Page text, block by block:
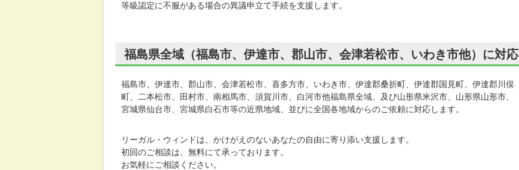
等級認定に不服がある場合の異議申立て手続を支援します。
福島県全域（福島市、伊達市、郡山市、会津若松市、いわき市他）に対応
福島市、伊達市、郡山市、会津若松市、喜多方市、いわき市、伊達郡桑折町、伊達郡国見町、伊達郡川俣
町、二本松市、田村市、南相馬市、須賀川市、白河市他福島県全域、及び山形県米沢市、山形県山形市、
宮城県仙台市、宮城県白石市等の近県地域、並びに全国各地域からのご依頼に対応します。
リーガル・ウィンドは、かけがえのないあなたの自由に寄り添い支援します。
初回のご相談は、無料にて承っております。
お気軽にご相談ください。